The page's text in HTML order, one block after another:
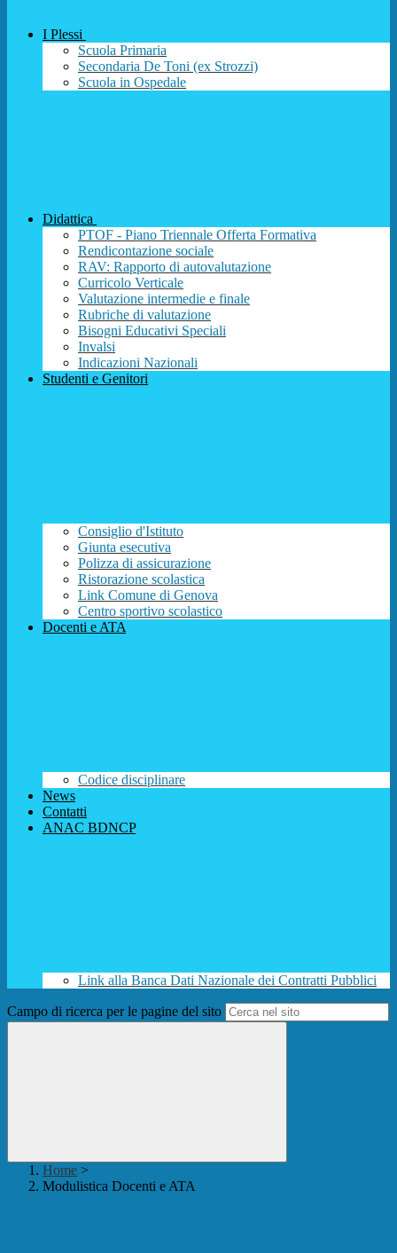
I Plessi
Scuola Primaria
Secondaria De Toni (ex Strozzi)
Scuola in Ospedale
Didattica
PTOF - Piano Triennale Offerta Formativa
Rendicontazione sociale
RAV: Rapporto di autovalutazione
Curricolo Verticale
Valutazione intermedie e finale
Rubriche di valutazione
Bisogni Educativi Speciali
Invalsi
Indicazioni Nazionali
Studenti e Genitori
Consiglio d'Istituto
Giunta esecutiva
Polizza di assicurazione
Ristorazione scolastica
Link Comune di Genova
Centro sportivo scolastico
Docenti e ATA
Codice disciplinare
News
Contatti
ANAC BDNCP
Link alla Banca Dati Nazionale dei Contratti Pubblici
Campo di ricerca per le pagine del sito
Home >
Modulistica Docenti e ATA